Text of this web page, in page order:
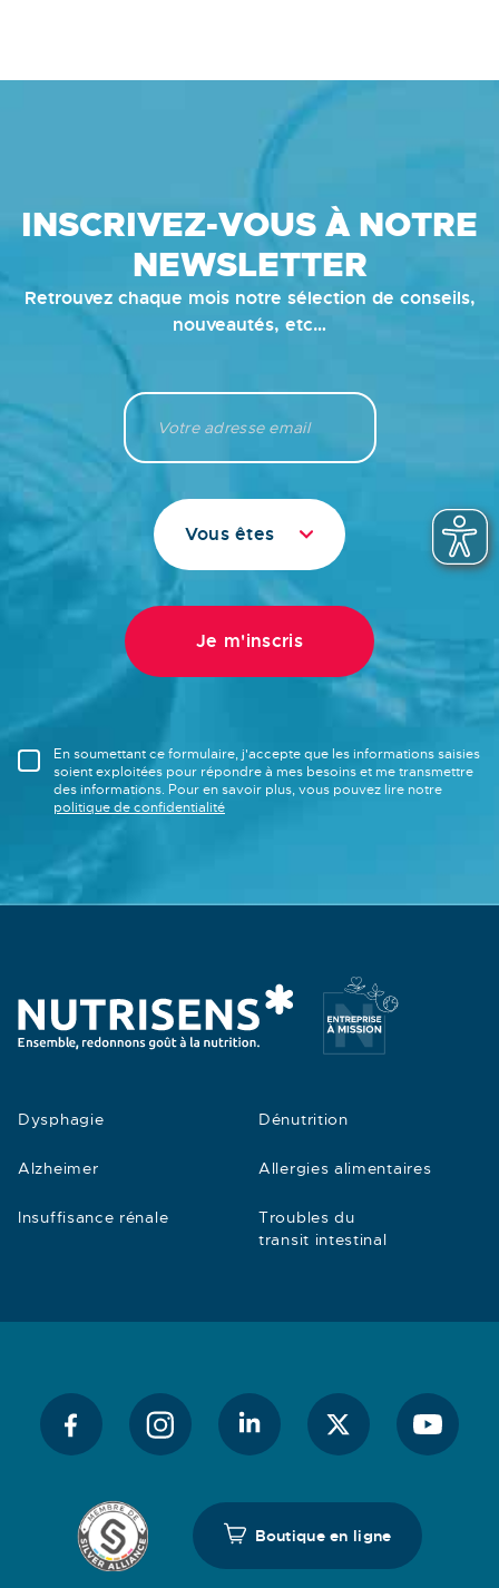
INSCRIVEZ-VOUS À NOTRE
NEWSLETTER
Retrouvez chaque mois notre sélection de conseils,
nouveautés, etc…
Vous êtes
En soumettant ce formulaire, j'accepte que les informations saisies
soient exploitées pour répondre à mes besoins et me transmettre
des informations. Pour en savoir plus, vous pouvez lire notre
politique de confidentialité
Dysphagie Dénutrition
Alzheimer Allergies alimentaires
Insuffisance rénale
Troubles du
transit intestinal
Boutique en ligne